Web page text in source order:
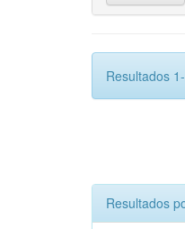
Resultados
Resultados